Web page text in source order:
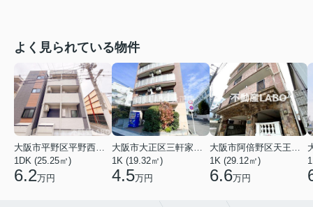
よく見られている物件
1DK (25.25㎡)
6.2万円
1K (19.32㎡)
4.5万円
1K (29.12㎡)
6.6万円